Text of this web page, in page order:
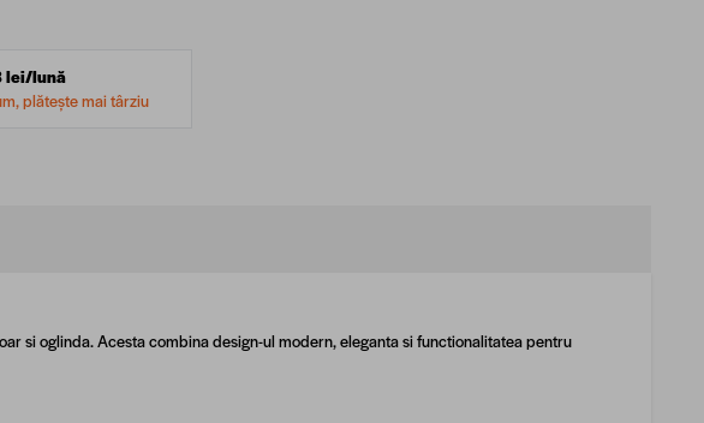
lei/lună
plătește mai târziu
si oglinda. Acesta combina design-ul modern, eleganta si functionalitatea pentru